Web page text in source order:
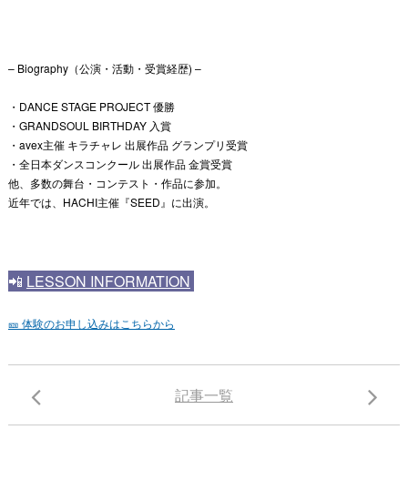
– Biography（公演・活動・受賞経歴) –
・DANCE STAGE PROJECT 優勝
・GRANDSOUL BIRTHDAY 入賞
・avex主催 キラチャレ 出展作品 グランプリ受賞
・全日本ダンスコンクール 出展作品 金賞受賞
他、多数の舞台・コンテスト・作品に参加。
近年では、HACHI主催『SEED』に出演。
📲 LESSON INFORMATION
🎫 体験のお申し込みはこちらから
記事一覧